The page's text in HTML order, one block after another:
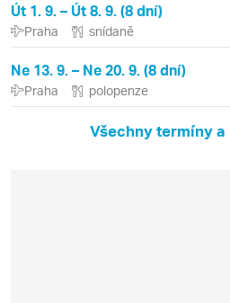
Út 1. 9. – Út 8. 9. (8 dní)
Praha snídaně
Ne 13. 9. – Ne 20. 9. (8 dní)
Praha polopenze
Všechny termíny a